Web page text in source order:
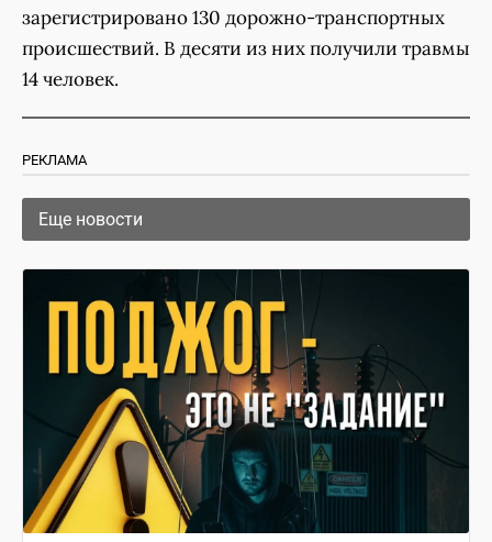
зарегистрировано 130 дорожно-транспортных
происшествий. В десяти из них получили травмы
14 человек.
РЕКЛАМА
Еще новости